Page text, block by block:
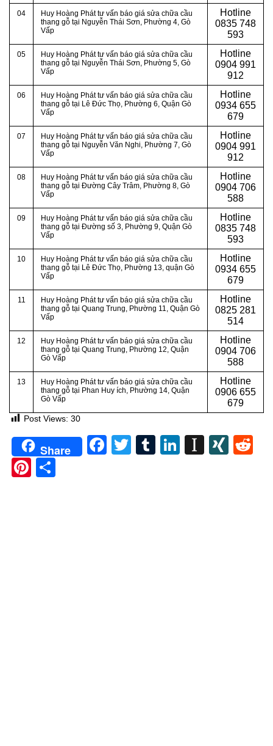
04
Huy Hoàng Phát tư vấn báo giá sửa chữa cầu
thang gỗ tại Nguyễn Thái Sơn, Phường 4, Gò
Vấp
Hotline
0835 748
593
05
Huy Hoàng Phát tư vấn báo giá sửa chữa cầu
thang gỗ tại Nguyễn Thái Sơn, Phường 5, Gò
Vấp
Hotline
0904 991
912
06
Huy Hoàng Phát tư vấn báo giá sửa chữa cầu
thang gỗ tại Lê Đức Thọ, Phường 6, Quận Gò
Vấp
Hotline
0934 655
679
07
Huy Hoàng Phát tư vấn báo giá sửa chữa cầu
thang gỗ tại Nguyễn Văn Nghi, Phường 7, Gò
Vấp
Hotline
0904 991
912
08
Huy Hoàng Phát tư vấn báo giá sửa chữa cầu
thang gỗ tại Đường Cây Trâm, Phường 8, Gò
Vấp
Hotline
0904 706
588
09
Huy Hoàng Phát tư vấn báo giá sửa chữa cầu
thang gỗ tại Đường số 3, Phường 9, Quận Gò
Vấp
Hotline
0835 748
593
10
Huy Hoàng Phát tư vấn báo giá sửa chữa cầu
thang gỗ tại Lê Đức Thọ, Phường 13, quận Gò
Vấp
Hotline
0934 655
679
11
Huy Hoàng Phát tư vấn báo giá sửa chữa cầu
thang gỗ tại Quang Trung, Phường 11, Quận Gò
Vấp
Hotline
0825 281
514
12
Huy Hoàng Phát tư vấn báo giá sửa chữa cầu
thang gỗ tại Quang Trung, Phường 12, Quận
Gò Vấp
Hotline
0904 706
588
13
Huy Hoàng Phát tư vấn báo giá sửa chữa cầu
thang gỗ tại Phan Huy ích, Phường 14, Quận
Gò Vấp
Hotline
0906 655
679
Post Views: 30
Share Facebook
TwitterTumblrLinkedIn
Pinterest